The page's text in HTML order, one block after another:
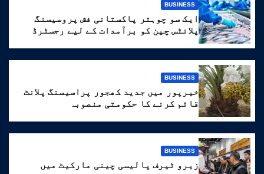
BUSINESS
ایک سو چوہتر پاکستانی فش پروسیسنگ
پلانٹس چین کو برآمدات کے لیے رجسٹرڈ
BUSINESS
خیرپور میں جدید کھجور پراسیسنگ پلانٹ
قائم کرنے کا حکومتی منصوبہ
BUSINESS
زیرو ٹیرف پالیسی چینی مارکیٹ میں